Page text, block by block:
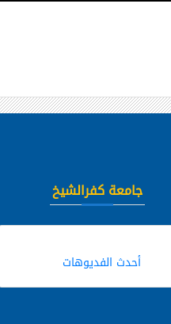
جامعة كفرالشيخ
أحدث الفديوهات